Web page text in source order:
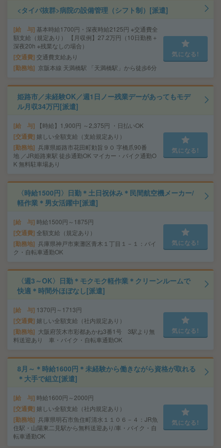
<タイパ抜群>病院の設備管理（シフト制）[派遣]
給 与 基本時給1700円・深夜時給2125円 ※交通費全
額支給（規定あり） 【月収例】27.2万円（10日勤務＋
深夜20h ※残業なしの場合）
交通費 交通費支給あり
勤務地 京阪本線 天満橋駅 「天満橋駅」から徒歩6分
気になる!
姫路市／未経験OK／週1日ノー残業デーがあってもモデ
ル月収34万円[派遣]
給 与 【時給】1,900円 ～2,375円 ・日払いOK
交通費 嬉しい全額支給（支給規定あり）
勤務地 兵庫県姫路市花田町勅旨９０ 字橋爪90番
地 ／JR姫路東駅 徒歩通勤OK マイカー・バイク通勤O
K 無料駐車場あり
気になる!
〈時給1500円〉日勤＊土日祝休み＊民間航空機メーカー/
軽作業＊男女活躍中[派遣]
給 与 時給1500円～1875円
交通費 全額支給（規定あり）
勤務地 兵庫県神戸市東灘区青木１丁目１－１：バイ
ク・自転車通勤OK
気になる!
〈週3～OK〉日勤＊モクモク軽作業＊クリーンルームで
快適＊時間外ほぼなし[派遣]
給 与 1370円～1713円
交通費 嬉しい全額支給（社内規定あり）
勤務地
大阪府茨木市彩都あかね3番1号 3駅より無
料送迎あり 車・バイク・自転車通勤OK
気になる!
8月～＊時給1600円＊未経験から働きながら資格が取れる
＊大手で組立[派遣]
給 与 時給1600円～2000円
交通費 嬉しい全額支給（社内規定あり）
勤務地 兵庫県明石市魚住町清水１１０６－４：JR魚
住駅・山陽東二見駅から無料送迎あり/車・バイク・自
転車通勤OK
気になる!